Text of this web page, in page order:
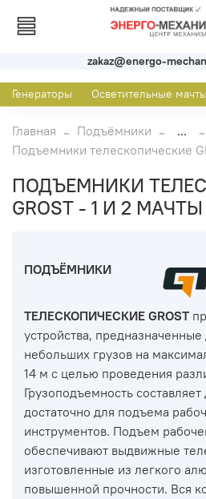
zakaz@energo-
Генераторы Осветительные мачты
Главная Подъёмники
...
Подъемники телескопические
ПОДЪЕМНИКИ
GROST - 1 И 2 МАЧТЫ
ПОДЪЁМНИКИ
ТЕЛЕСКОПИЧЕСКИЕ GROST
устройства,
небольших грузов на
14 м с целью проведения
Грузоподъемность
достаточно для подъема
инструментов. Подъем
обеспечивают выдвижные
изготовленные из легкого
повышенной прочности. Вся